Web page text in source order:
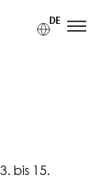
DE
bis 15.